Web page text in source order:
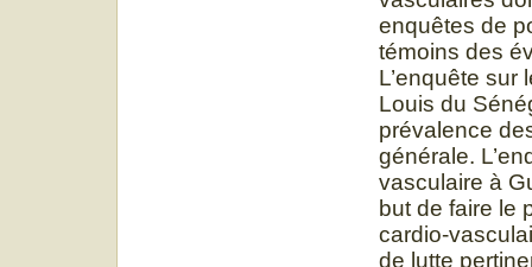
enquêtes de
témoins des
L’enquête sur
Louis du
prévalence
générale.
vasculaire à
but de faire le
cardio-
de lutte